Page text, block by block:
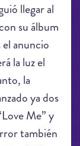
llegar al
su álbum
anuncio
la luz el
la
ya dos
Me” y
también